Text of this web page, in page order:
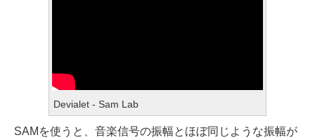
Devialet - Sam Lab
SAMを使うと、音楽信号の振幅とほぼ同じような振幅が